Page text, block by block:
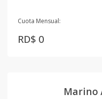
Cuota Mensual:
RD$ 0
Marino